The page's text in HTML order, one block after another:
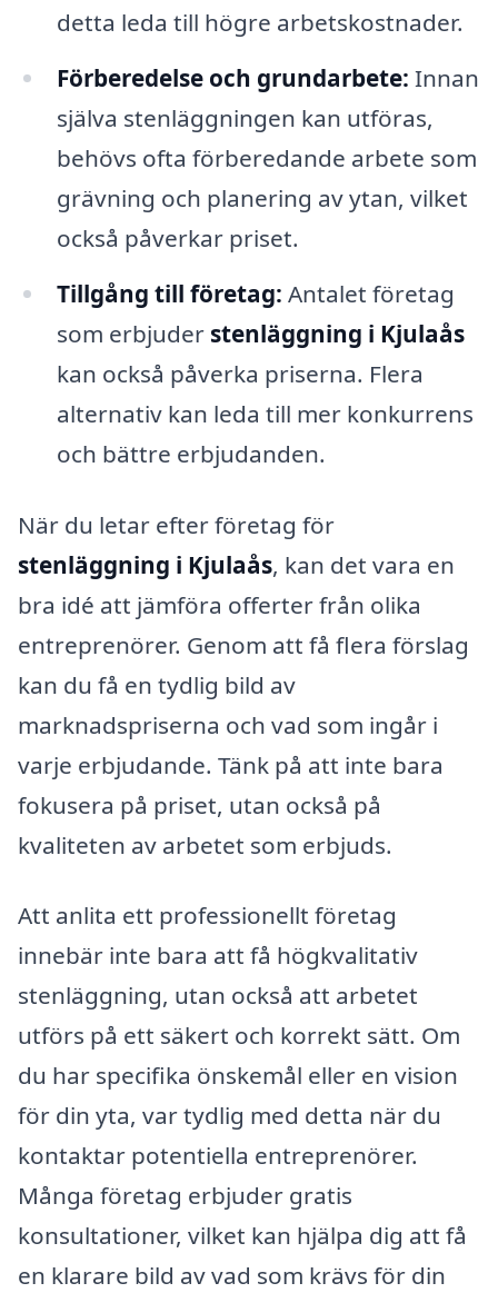
detta leda till högre arbetskostnader.
Förberedelse och grundarbete: Innan
själva stenläggningen kan utföras,
behövs ofta förberedande arbete som
grävning och planering av ytan, vilket
också påverkar priset.
Tillgång till företag: Antalet företag
som erbjuder stenläggning i Kjulaås
kan också påverka priserna. Flera
alternativ kan leda till mer konkurrens
och bättre erbjudanden.
När du letar efter företag för
stenläggning i Kjulaås, kan det vara en
bra idé att jämföra offerter från olika
entreprenörer. Genom att få flera förslag
kan du få en tydlig bild av
marknadspriserna och vad som ingår i
varje erbjudande. Tänk på att inte bara
fokusera på priset, utan också på
kvaliteten av arbetet som erbjuds.
Att anlita ett professionellt företag
innebär inte bara att få högkvalitativ
stenläggning, utan också att arbetet
utförs på ett säkert och korrekt sätt. Om
du har specifika önskemål eller en vision
för din yta, var tydlig med detta när du
kontaktar potentiella entreprenörer.
Många företag erbjuder gratis
konsultationer, vilket kan hjälpa dig att få
en klarare bild av vad som krävs för din